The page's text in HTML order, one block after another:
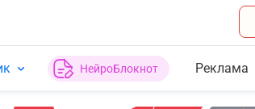
НейроБлокнот Реклама